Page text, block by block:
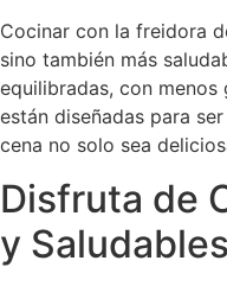
Cocinar con la freidora
sino también más
equilibradas, con menos
están diseñadas para
cena no solo sea
Disfruta de
y Saludables